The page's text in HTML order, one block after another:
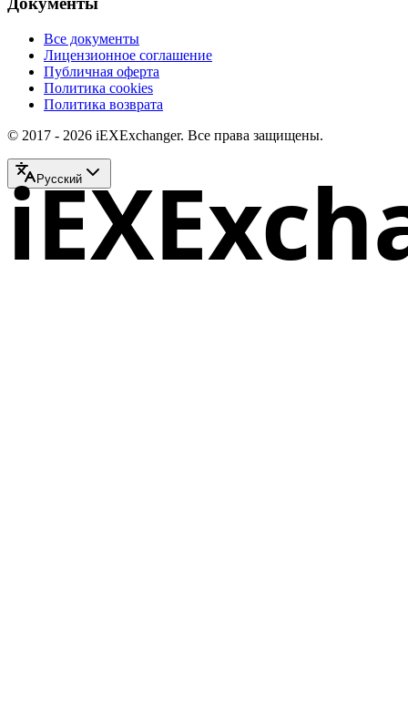
Все документы
Лицензионное соглашение
Публичная оферта
Политика cookies
Политика возврата
© 2017 - 2026 iEXExchanger. Все права защищены.
Русский